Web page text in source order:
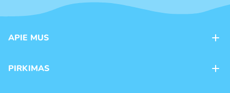
APIE MUS
Kontaktai
PIRKIMAS